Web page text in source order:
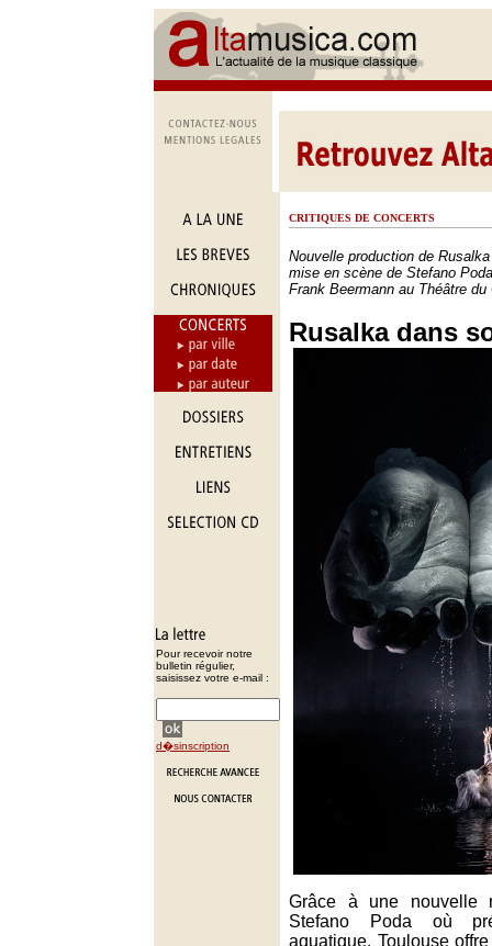
Pour recevoir notre
bulletin régulier,
saisissez votre e-mail :
d�sinscription
CRITIQUES DE CONCERTS
Nouvelle production de
mise en scène de Stefano
Frank Beermann au Théâtre
Rusalka dans
Grâce à une nouvelle
Stefano Poda où
aquatique, Toulouse